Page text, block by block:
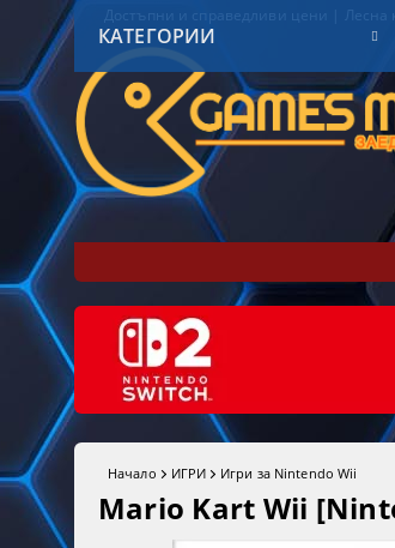
Достъпни и справедливи цени |
КАТЕГОРИИ
Начало ИГРИ Игри за Nintendo Wii
Mario Kart Wii